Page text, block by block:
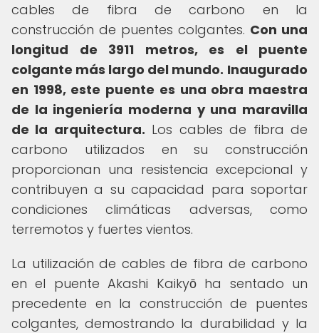
cables de fibra de carbono en la
construcción de puentes colgantes. Con una
longitud de 3911 metros, es el puente
colgante más largo del mundo. Inaugurado
en 1998, este puente es una obra maestra
de la ingeniería moderna y una maravilla
de la arquitectura. Los cables de fibra de
carbono utilizados en su construcción
proporcionan una resistencia excepcional y
contribuyen a su capacidad para soportar
condiciones climáticas adversas, como
terremotos y fuertes vientos.
La utilización de cables de fibra de carbono
en el puente Akashi Kaikyō ha sentado un
precedente en la construcción de puentes
colgantes, demostrando la durabilidad y la